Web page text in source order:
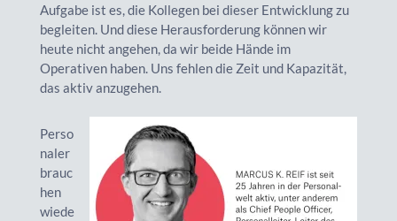
Aufgabe ist es, die Kollegen bei dieser Entwicklung zu
begleiten. Und diese Herausforderung können wir
heute nicht angehen, da wir beide Hände im
Operativen haben. Uns fehlen die Zeit und Kapazität,
das aktiv anzugehen.
Perso
naler
brauc
hen
wiede